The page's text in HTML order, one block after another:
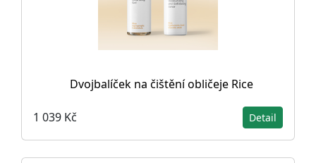
Dvojbalíček na čištění obličeje Rice
1 039 Kč Detail